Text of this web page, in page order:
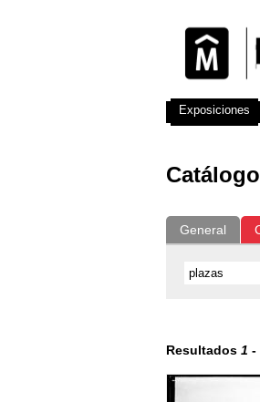
General
Resultados 1 -
Exposiciones